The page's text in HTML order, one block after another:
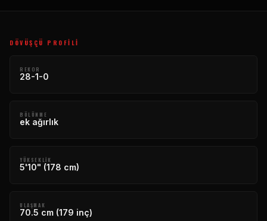
DÖVÜŞÇÜ PROFILI
REKOR
28-1-0
BÖLÜNME
ek ağırlık
YÜKSEKLIK
5'10" (178 cm)
ULAŞMAK
70.5 cm (179 inç)